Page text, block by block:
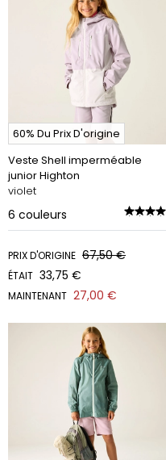
60% Du Prix D'origine
Veste Shell imperméable
junior Highton
violet
6 couleurs
PRIX D'ORIGINE 67,50 €
ÉTAIT 33,75 €
MAINTENANT 27,00 €